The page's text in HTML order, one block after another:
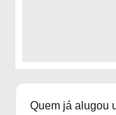
Quem já alugou